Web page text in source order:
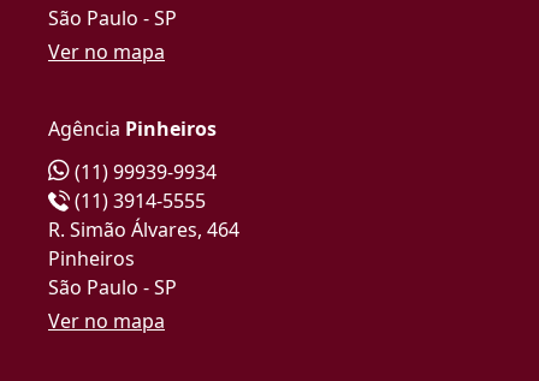
São Paulo - SP
Ver no mapa
Agência Pinheiros
(11) 99939-9934
(11) 3914-5555
R. Simão Álvares, 464
Pinheiros
São Paulo - SP
Ver no mapa